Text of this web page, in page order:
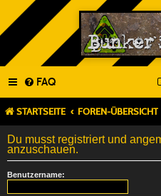
FAQ
STARTSEITE FOREN-ÜBERSICHT
Du musst registriert und
anzuschauen.
Benutzername: